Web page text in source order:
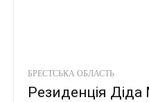
БРЕСТСЬКА ОБЛАСТЬ
Резиденція